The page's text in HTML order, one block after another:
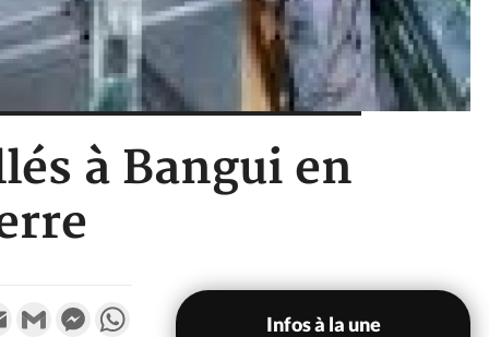
à Bangui en
Email Gmail MessengerWhatsApp
Infos à la une